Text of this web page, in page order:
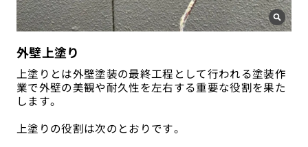
外壁上塗り
上塗りとは外壁塗装の最終工程として行われる塗装作
業で外壁の美観や耐久性を左右する重要な役割を果た
します。
上塗りの役割は次のとおりです。